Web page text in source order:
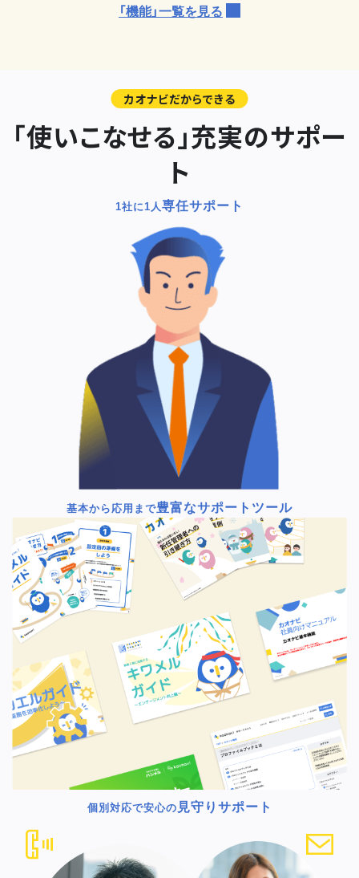
「機能」一覧を見る
カオナビだからできる
「使いこなせる」充実のサポー
ト
1社に1人専任サポート
基本から応用まで豊富なサポートツール
個別対応で安心の 見守りサポート